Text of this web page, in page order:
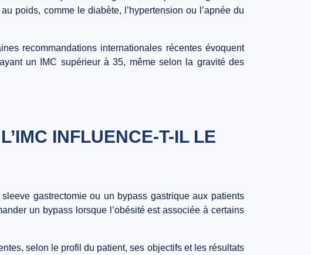
poids, comme le diabète, l’hypertension ou l’apnée du
recommandations internationales récentes évoquent
un IMC supérieur à 35, même selon la gravité des
INFLUENCE-T-IL LE
gastrectomie ou un bypass gastrique aux patients
un bypass lorsque l’obésité est associée à certains
selon le profil du patient, ses objectifs et les résultats